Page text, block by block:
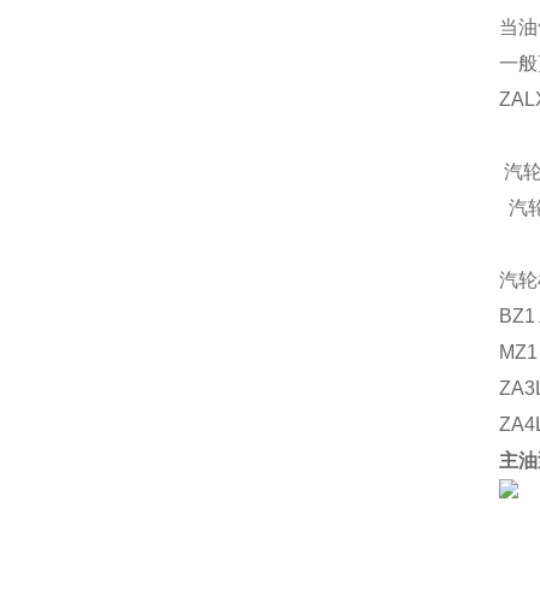
当
一
汽
汽
汽
BZ1
MZ1
主